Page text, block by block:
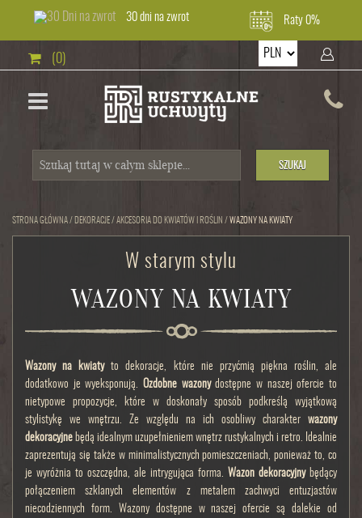
30 dni na zwrot Raty 0%
(0)
SZUKAJ
STRONA GŁÓWNA/ DEKORACJE/ AKCESORIA DO KWIATÓW I ROŚLIN / WAZONY NA KWIATY
W starym stylu
WAZONY NA KWIATY
Wazony na kwiatyto dekoracje, które nie przyćmią piękna roślin, ale
dodatkowo je wyeksponują. Ozdobne wazonydostępne w naszej ofercie to
nietypowe propozycje, które w doskonały sposób podkreślą wyjątkową
stylistykę we wnętrzu. Ze względu na ich osobliwy charakter wazony
dekoracyjne będą idealnym uzupełnieniem wnętrz rustykalnych i retro. Idealnie
zaprezentują się także w minimalistycznych pomieszczeniach, ponieważ to, co
je wyróżnia to oszczędna, ale intrygująca forma. Wazon dekoracyjnybędący
połączeniem szklanych elementów z metalem zachwyci entuzjastów
niecodziennych form. Wazony dostępne w naszej ofercie są dalekie od